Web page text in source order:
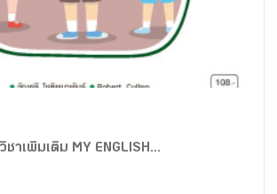
าเพิ่มเติม MY ENGLISH...